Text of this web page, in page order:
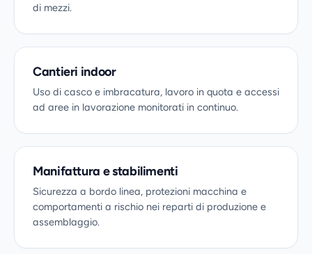
di mezzi.
Cantieri indoor
Uso di casco e imbracatura, lavoro in quota e accessi
ad aree in lavorazione monitorati in continuo.
Manifattura e stabilimenti
Sicurezza a bordo linea, protezioni macchina e
comportamenti a rischio nei reparti di produzione e
assemblaggio.